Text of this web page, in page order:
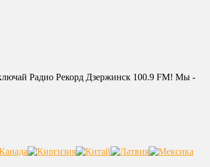
Радио Рекорд Дзержинск 100.9 FM! Мы -